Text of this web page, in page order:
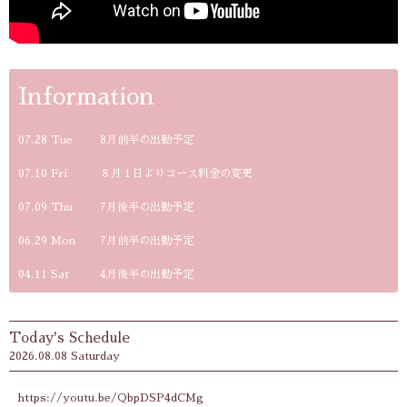
Information
07.28 Tue 8月前半の出勤予定
07.10 Fri ８月１日よりコース料金の変更
07.09 Thu 7月後半の出勤予定
06.29 Mon 7月前半の出勤予定
04.11 Sat 4月後半の出勤予定
Today's Schedule
2026.08.08 Saturday
https://youtu.be/QbpDSP4dCMg